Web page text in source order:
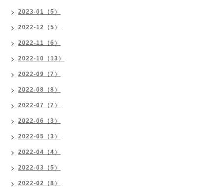
2023-01（5）
2022-12（5）
2022-11（6）
2022-10（13）
2022-09（7）
2022-08（8）
2022-07（7）
2022-06（3）
2022-05（3）
2022-04（4）
2022-03（5）
2022-02（8）